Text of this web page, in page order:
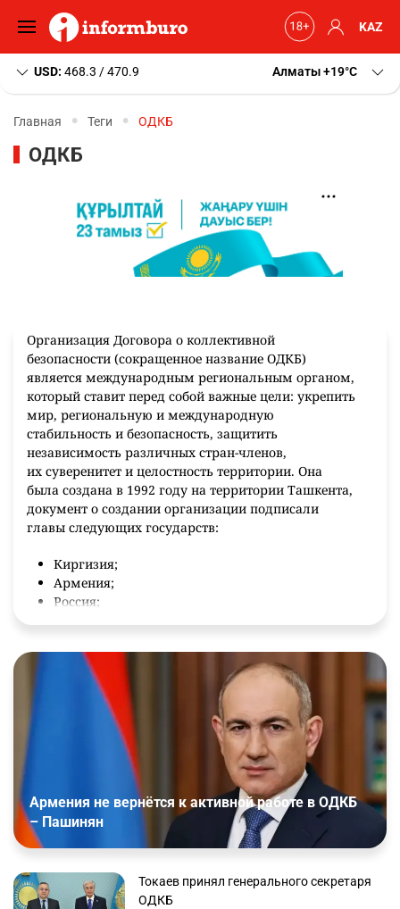
KAZ
USD: 468.3 / 470.9 Алматы+19 C
Главная Теги ОДКБ
ОДКБ
Организация Договора о коллективной
безопасности (сокращенное название ОДКБ)
является международным региональным органом,
который ставит перед собой важные цели: укрепить
мир, региональную и международную
стабильность и безопасность, защитить
независимость различных стран-членов,
их суверенитет и целостность территории. Она
была создана в 1992 году на территории Ташкента,
документ о создании организации подписали
главы следующих государств:
Киргизия;
Армения;
Россия;
Таджикистан.
Через год к ней присоединилось еще три
государства: Белоруссия, Азербайджан, Грузия.
Высшим и главным органом ОДКБ является Совет
коллективной безопасности, куда входят главы тех
стран, что являются участниками организации.
Главной задачей Совета является рассмотрение
основных принципов и вопросов по работе органа,
а также прием решений для реализации целей
орган в любое время по собственному желанию.
ОДКБ старается защитить своих членов
Армения не вернётся к активной работе в ОДКБ
– Пашинян
Токаев принял генерального секретаря
ОДКБ